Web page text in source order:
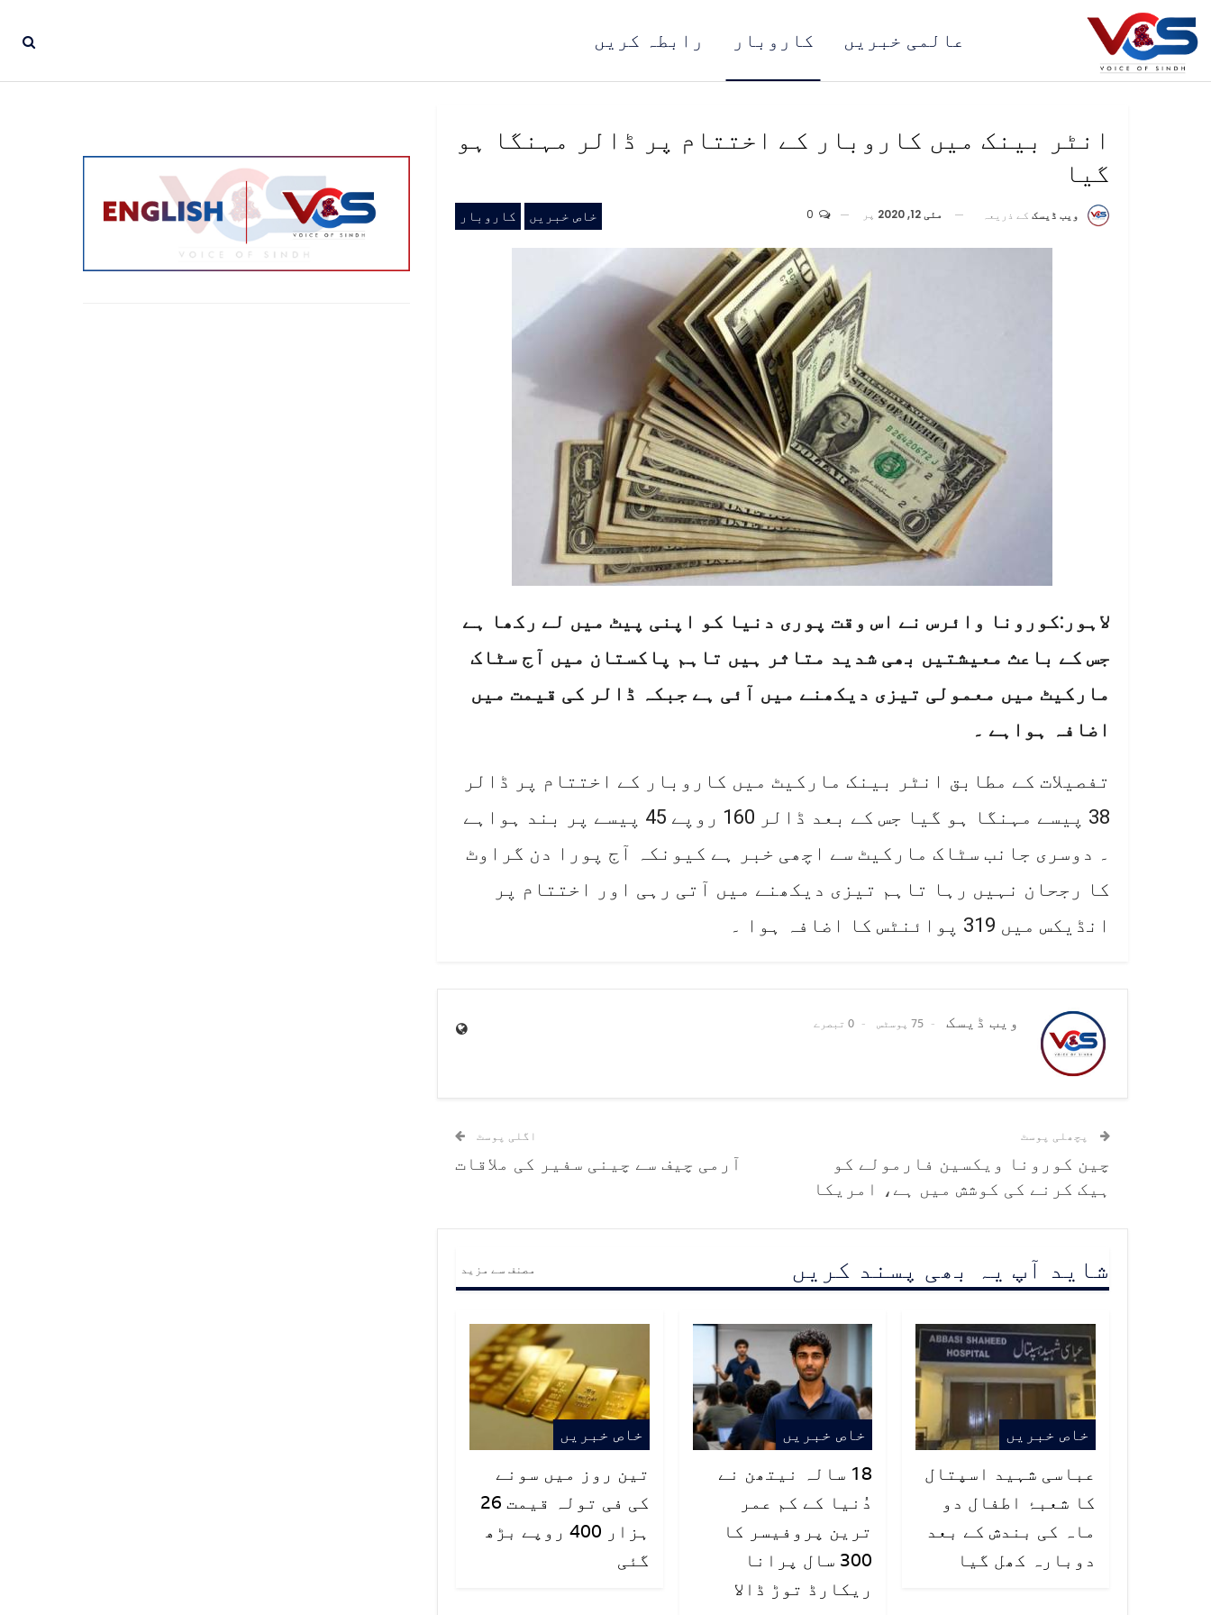
رابطہ کریں کاروبار عالمی خبریں
انٹر بینک میں کاروبار کے اختتام پر ڈالر مہنگا ہو
گیا
خاص خبریں کاروبار ویب ڈیسک کے ذریعہ مئی 12, 2020 پر
لاہور:کورونا وائرس نے اس وقت پوری دنیا کو اپنی پیٹ میں لے رکھا ہے
جس کے باعث معیشتیں بھی شدید متاثر ہیں تاہم پاکستان میں آج سٹاک
مارکیٹ میں معمولی تیزی دیکھنے میں آئی ہے جبکہ ڈالر کی قیمت میں
اضافہ ہواہے ۔
تفصیلات کے مطابق انٹر بینک مارکیٹ میں کاروبار کے اختتام پر ڈالر
38 پیسے مہنگا ہو گیا جس کے بعد ڈالر 160 روپے 45 پیسے پر بند ہواہے
۔ دوسری جانب سٹاک مارکیٹ سے اچھی خبر ہے کیونکہ آج پورا دن گراوٹ
کا رجحان نہیں رہا تاہم تیزی دیکھنے میں آتی رہی اور اختتام پر
انڈیکس میں 319 پوائنٹس کا اضافہ ہوا ۔
ویب ڈیسک 75 پوسٹس 0 تبصرے
پچھلی پوسٹ
چین کورونا ویکسین فارمولے کو
ہیک کرنے کی کوشش میں ہے، امریکا
اگلی پوسٹ
آرمی چیف سے چینی سفیر کی ملاقات
شاید آپ یہ بھی پسند کریں مصنف سے مزید
خاص خبریں
عباسی شہید اسپتال
کا شعبۂ اطفال دو
ماہ کی بندش کے بعد
دوبارہ کھل گیا
خاص خبریں
18 سالہ نیتھن نے
دُنیا کے کم عمر
ترین پروفیسر کا
300 سال پرانا
ریکارڈ توڑ ڈالا
خاص خبریں
تین روز میں سونے
کی فی تولہ قیمت 26
ہزار 400 روپے بڑھ
گئی